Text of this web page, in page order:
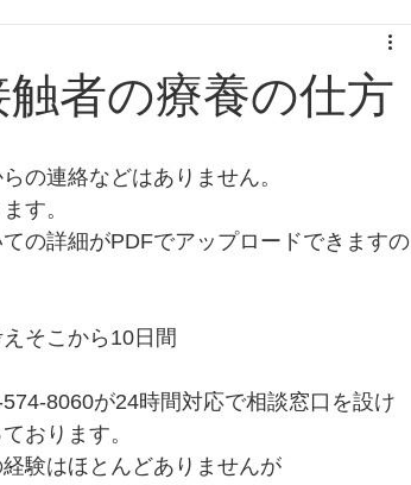
者の療養の仕方
の連絡などはありません。
す。
の詳細がPDFでアップロードできますの
そこから10日間
8060が24時間対応で相談窓口を設け
おります。
験はほとんどありませんが